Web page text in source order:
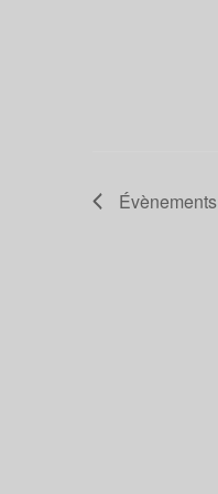
Évènements